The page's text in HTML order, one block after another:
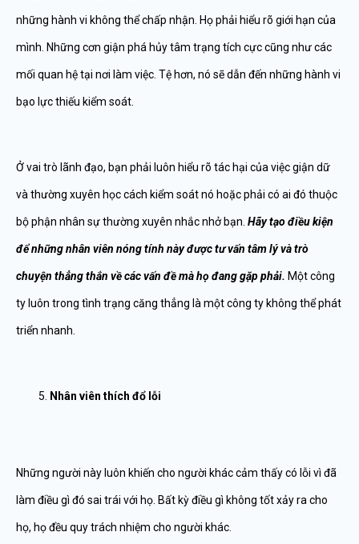
những hành vi không thể chấp nhận. Họ phải hiểu rõ giới hạn của
mình. Những cơn giận phá hủy tâm trạng tích cực cũng như các
mối quan hệ tại nơi làm việc. Tệ hơn, nó sẽ dẫn đến những hành vi
bạo lực thiếu kiểm soát.
Ở vai trò lãnh đạo, bạn phải luôn hiểu rõ tác hại của việc giận dữ
và thường xuyên học cách kiểm soát nó hoặc phải có ai đó thuộc
bộ phận nhân sự thường xuyên nhắc nhở bạn. Hãy tạo điều kiện
để những nhân viên nóng tính này được tư vấn tâm lý và trò
chuyện thẳng thắn về các vấn đề mà họ đang gặp phải. Một công
ty luôn trong tình trạng căng thẳng là một công ty không thể phát
triển nhanh.
Nhân viên thích đổ lỗi
Những người này luôn khiến cho người khác cảm thấy có lỗi vì đã
làm điều gì đó sai trái với họ. Bất kỳ điều gì không tốt xảy ra cho
họ, họ đều quy trách nhiệm cho người khác.